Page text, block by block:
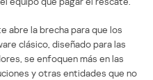
abre la brecha para que los
clásico, diseñado para las
se enfoquen más en las
y otras entidades que no